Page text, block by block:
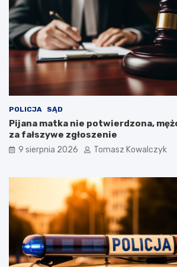
POLICJA SĄD
Pijana matka nie potwierdzona,
za fałszywe zgłoszenie
9 sierpnia 2026 Tomasz Kowalczyk